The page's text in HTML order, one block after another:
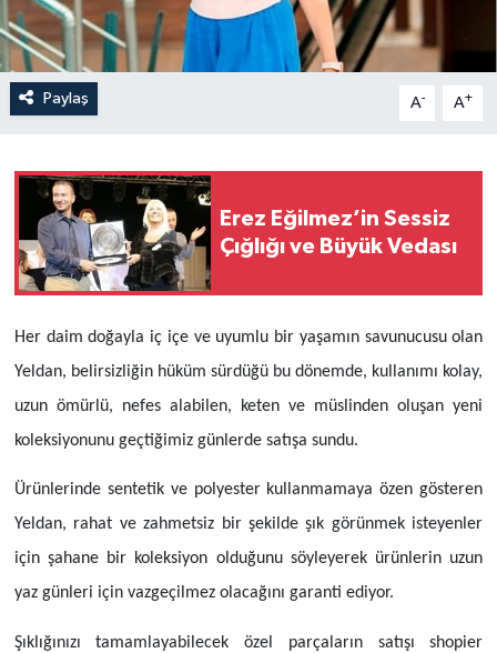
Paylaş A- A+
Erez Eğilmez’in Sessiz
Çığlığı ve Büyük Vedası
Her daim doğayla iç içe ve uyumlu bir yaşamın savunucusu olan
Yeldan, belirsizliğin hüküm sürdüğü bu dönemde, kullanımı kolay,
uzun ömürlü, nefes alabilen, keten ve müslinden oluşan yeni
koleksiyonunu geçtiğimiz günlerde satışa sundu.
Ürünlerinde sentetik ve polyester kullanmamaya özen gösteren
Yeldan, rahat ve zahmetsiz bir şekilde şık görünmek isteyenler
için şahane bir koleksiyon olduğunu söyleyerek ürünlerin uzun
yaz günleri için vazgeçilmez olacağını garanti ediyor.
Şıklığınızı tamamlayabilecek özel parçaların satışı shopier